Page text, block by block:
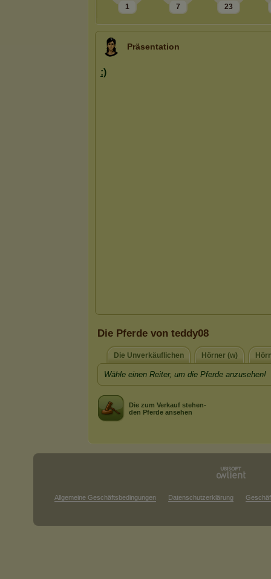
1 7 23
Präsentation
Die Pferde von teddy08
Die Unverkäuflichen Hörner (w)
Wähle einen Reiter, um die Pferde anzusehen!
Die zum Verkauf stehen-
den Pferde ansehen
Allgemeine Geschäftsbedingungen Datenschutzerklärung